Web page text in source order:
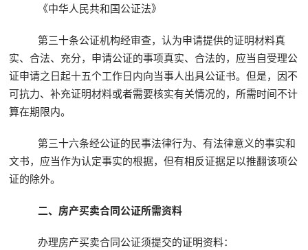
《中华人民共和国公证法》
第三十条公证机构经审查，认为申请提供的证明材料真
实、合法、充分，申请公证的事项真实、合法的，应当自受理公
证申请之日起十五个工作日内向当事人出具公证书。但是，因不
可抗力、补充证明材料或者需要核实有关情况的，所需时间不计
算在期限内。
第三十六条经公证的民事法律行为、有法律意义的事实和
文书，应当作为认定事实的根据，但有相反证据足以推翻该项公
证的除外。
二、房产买卖合同公证所需资料
办理房产买卖合同公证须提交的证明资料：